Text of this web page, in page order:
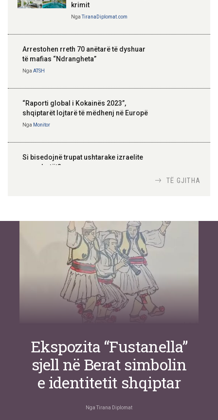
krimit
Nga TiranaDiplomat.com
Arrestohen rreth 70 anëtarë të dyshuar
të mafias “Ndrangheta”
Nga ATSH
“Raporti global i Kokainës 2023”,
shqiptarët lojtarë të mëdhenj në Europë
Nga Monitor
Si bisedojnë trupat ushtarake izraelite
me robotët?
inteligjente izraelite
TË GJITHA
Ekspozita “Fustanella”
sjell në Berat simbolin
e identitetit shqiptar
Nga Tirana Diplomat